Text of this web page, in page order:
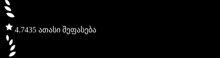
4.7435 ათასი შეფასება